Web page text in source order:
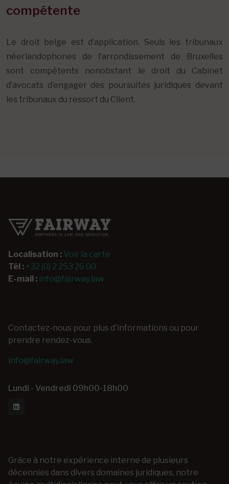
compétente
Le droit belge est d’application. Seuls les tribunaux
néerlandophones de l’arrondissement de Bruxelles
sont compétents nonobstant le droit du Cabinet
d’avocats d’engager des poursuites juridiques devant
les tribunaux du ressort du Client.
Localisation : Voir la carte
Tél : +32 (0) 2 253 26 00
E-mail : info@fairway.law
Contactez-nous pour plus d'informations ou pour
prendre rendez-vous.
info@fairway.law
Lundi - Vendredi 09h00-18h00
Grâce à notre expérience interne de plusieurs
décennies dans divers domaines juridiques, notre